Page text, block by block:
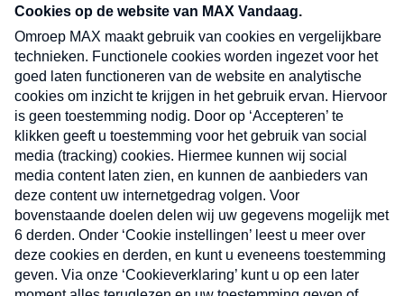
nieuwsbrief. Elke vrijdag- en dinsdagochtend in
uw mailbox.
Verzend
Nieuwsbrief
Neem hier een gratis abonnement op onze